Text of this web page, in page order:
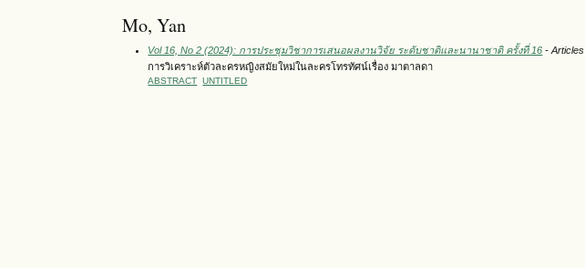
Mo, Yan
Vol 16, No 2 (2024): การประชุมวิชาการเสนอผลงานวิจัย ระดับชาติและนานาชาติ ครั้งที่ 16 - Articles
การวิเคราะห์ตัวละครหญิงสมัยใหม่ในละครโทรทัศน์เรื่อง มาตาลดา
ABSTRACT UNTITLED